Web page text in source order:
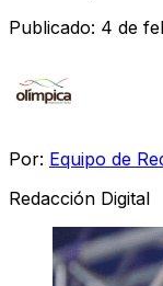
Publicado: 4 de
Por: Equipo de
Redacción Digital